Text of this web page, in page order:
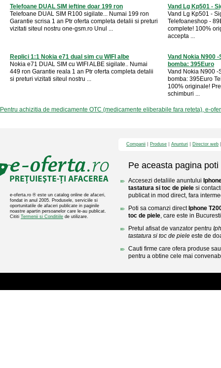
Telefoane DUAL SIM ieftine doar 199 ron
Telefoane DUAL SIM R100 sigilate... Numai 199 ron
Garantie scrisa 1 an Ptr oferta completa detalii si preturi
vizitati siteul nostru one-gsm.ro Unul ...
Vand Lg Kp501 -
Vand Lg Kp501 -
Telefoaneshop -
complete! 100%
accepta ...
Replici 1:1 Nokia e71 dual sim cu WIFI albe
Nokia e71 DUAL SIM cu WIFI ALBE sigilate.. Numai
449 ron Garantie reala 1 an Ptr oferta completa detalii
si preturi vizitati siteul nostru ...
Vand Nokia N900
bomba: 395Euro
Vand Nokia N900 -
bomba: 395Euro
100% originale!
schimburi ...
Pentru achizitia de medicamente OTC (medicamente eliberabile fara reteta), e-
e-oferta.ro ® este un catalog online de afaceri,
fondat in anul 2005. Produsele, serviciile si
oportunitatile de afaceri publicate in paginile
noastre apartin persoanelor care le-au publicat.
Cititi Termenii si Conditiile de utilizare.
Companii Produse Anunturi Director web
Pe aceasta pagina poti
Accesezi detaliile anuntului
tastatura si toc de piele si
publicat in mod direct, fara
Poti sa comanzi direct Iphone
toc de piele, care este in
Pretul afisat de vanzator pentru
tastatura si toc de piele este de
Cauti firme care ofera produse
pentru a obtine cele mai